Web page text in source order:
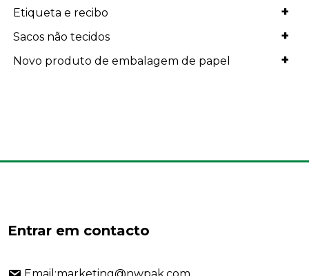
+
Etiqueta e recibo
+
Sacos não tecidos
+
Novo produto de embalagem de papel
Entrar em contacto